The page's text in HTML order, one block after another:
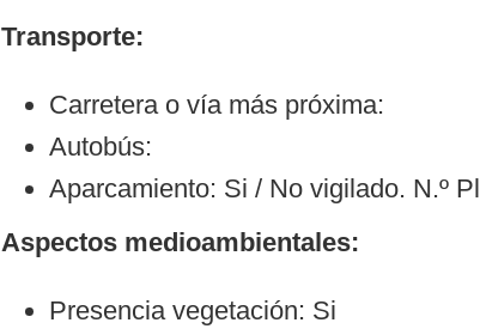
Transporte:
Carretera o vía más próxima:
Autobús:
Aparcamiento: Si / No vigilado. N.º
Aspectos medioambientales:
Presencia vegetación: Si